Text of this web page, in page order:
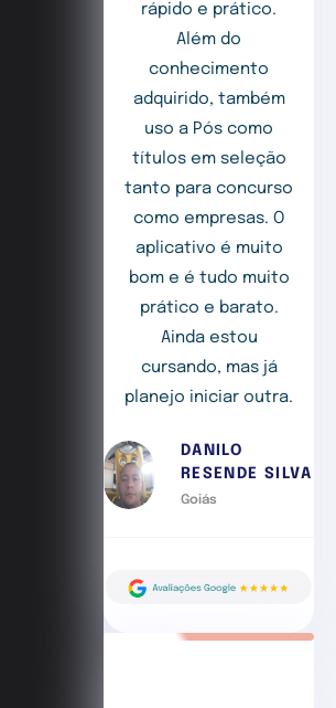
rápido e prático.
Além do
conhecimento
adquirido, também
uso a Pós como
títulos em seleção
tanto para concurso
como empresas. O
aplicativo é muito
bom e é tudo muito
prático e barato.
Ainda estou
cursando, mas já
planejo iniciar outra.
DANILO
RESENDE SILVA
Goiás